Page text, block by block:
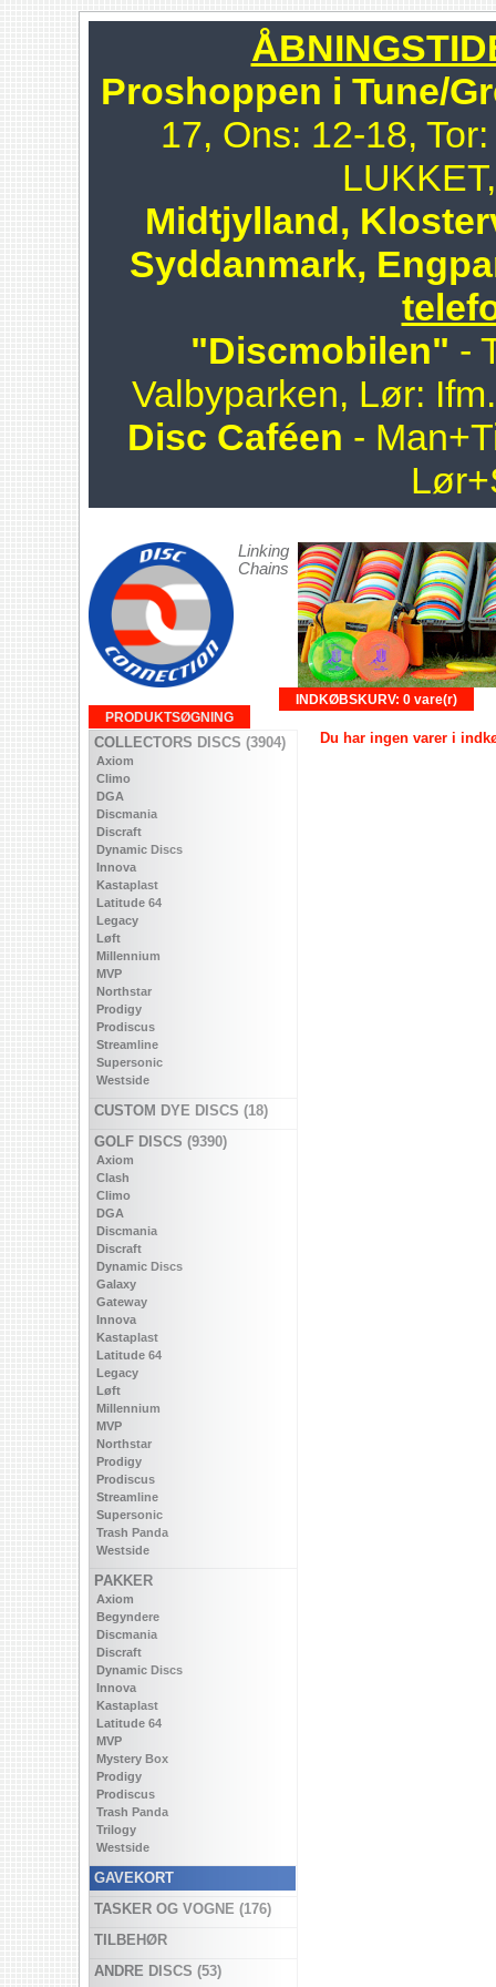
Proshoppen i Tune/
17, Ons: 12-18,
Midtjylland,
Syddanmark,
"Discmobilen" -
Valbyparken, Lør:
Disc Caféen -
Linking
Chains
INDKØBSKURV: 0 vare(r)
PRODUKTSØGNING
COLLECTORS DISCS (3904)
Axiom
Climo
DGA
Discmania
Discraft
Dynamic Discs
Innova
Kastaplast
Latitude 64
Legacy
Løft
Millennium
MVP
Northstar
Prodigy
Prodiscus
Streamline
Supersonic
Westside
CUSTOM DYE DISCS (18)
GOLF DISCS (9390)
Axiom
Clash
Climo
DGA
Discmania
Discraft
Dynamic Discs
Galaxy
Gateway
Innova
Kastaplast
Latitude 64
Legacy
Løft
Millennium
MVP
Northstar
Prodigy
Prodiscus
Streamline
Supersonic
Trash Panda
Westside
PAKKER
Axiom
Begyndere
Discmania
Discraft
Dynamic Discs
Innova
Kastaplast
Latitude 64
MVP
Mystery Box
Prodigy
Prodiscus
Trash Panda
Trilogy
Westside
GAVEKORT
TASKER OG VOGNE (176)
TILBEHØR
ANDRE DISCS (53)
Du har ingen varer i